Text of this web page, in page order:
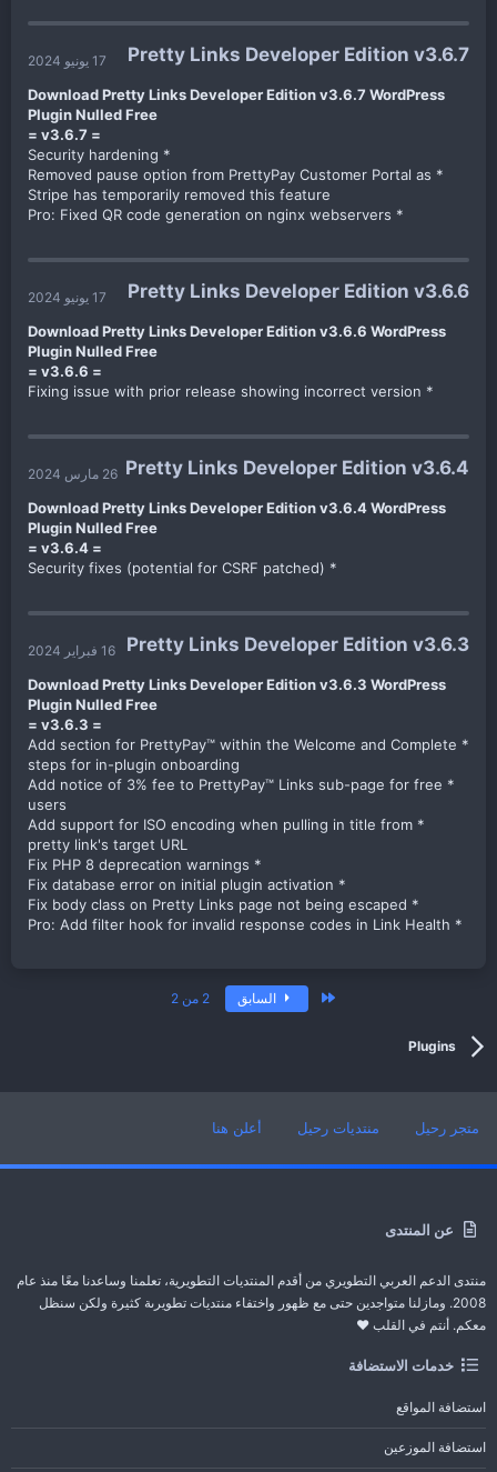
Pretty Links Developer Edition v3.6.7 17 يونيو 2024
Download Pretty Links Developer Edition v3.6.7 WordPress
Plugin Nulled Free
= v3.6.7 =
* Security hardening
* Removed pause option from PrettyPay Customer Portal as
Stripe has temporarily removed this feature
* Pro: Fixed QR code generation on nginx webservers​
Pretty Links Developer Edition v3.6.6 17 يونيو 2024
Download Pretty Links Developer Edition v3.6.6 WordPress
Plugin Nulled Free
= v3.6.6 =
* Fixing issue with prior release showing incorrect version​
Pretty Links Developer Edition v3.6.4 26 مارس 2024
Download Pretty Links Developer Edition v3.6.4 WordPress
Plugin Nulled Free
= v3.6.4 =
* Security fixes (potential for CSRF patched)​
Pretty Links Developer Edition v3.6.3 16 فبراير 2024
Download Pretty Links Developer Edition v3.6.3 WordPress
Plugin Nulled Free
= v3.6.3 =
* Add section for PrettyPay™ within the Welcome and Complete
steps for in-plugin onboarding
* Add notice of 3% fee to PrettyPay™ Links sub-page for free
users
* Add support for ISO encoding when pulling in title from
pretty link's target URL
* Fix PHP 8 deprecation warnings
* Fix database error on initial plugin activation
* Fix body class on Pretty Links page not being escaped
* Pro: Add filter hook for invalid response codes in Link Health​
السابق 2 من 2
Plugins
عن المنتدى
منتدى الدعم العربي التطويري من أقدم المنتديات التطويرية، تعلمنا وساعدنا معًا منذ عام
2008. ومازلنا متواجدين حتى مع ظهور واختفاء منتديات تطويرىة كثيرة ولكن سنظل
معكم. أنتم في القلب ❤️
خدمات الاستضافة
استضافة المواقع
استضافة الموزعين
متجر رحيل منتديات رحيل أعلن هنا